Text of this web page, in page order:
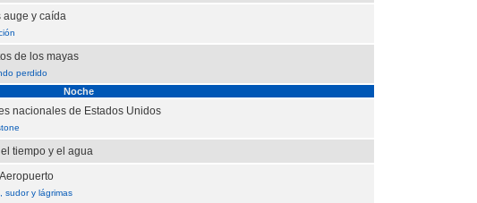
auge y caída
de los mayas
perdido
Noche
nacionales de Estados Unidos
tiempo y el agua
sudor y lágrimas